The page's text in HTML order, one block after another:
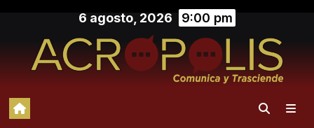
contenido
6 agosto, 2026 9:00 pm